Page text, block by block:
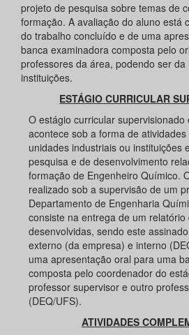
projeto de pesquisa sobre temas de
formação. A avaliação do aluno está
do trabalho concluído e de uma
banca examinadora composta pelo
professores da área, podendo ser
instituições.
ESTÁGIO CURRICULAR
O estágio curricular supervisionado
acontece sob a forma de
unidades industriais ou instituições
pesquisa e de desenvolvimento
formação de Engenheiro Químico.
realizado sob a supervisão de um
Departamento de Engenharia
consiste na entrega de um relatório
desenvolvidas, sendo este
externo (da empresa) e interno
uma apresentação oral para uma
composta pelo coordenador do
professor supervisor e outro
(DEQ/UFS).
ATIVIDADES